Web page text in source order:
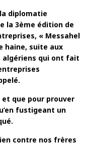
diplomatie
la 3ème édition de
« Messahel
haine, suite aux
algériens qui ont fait
et que pour prouver
fustigeant un
contre nos frères